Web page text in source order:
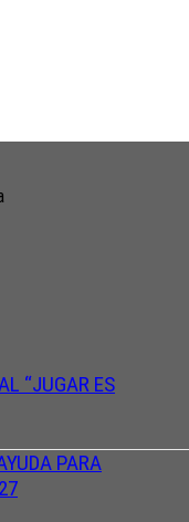
“JUGAR ES
PARA